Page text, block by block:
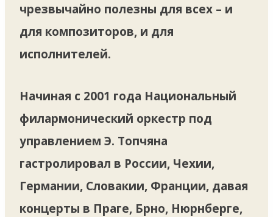
чрезвычайно полезны для всех – и
для композиторов, и для
исполнителей.
Начиная с 2001 года Национальный
филармонический оркестр под
управлением Э. Топчяна
гастролировал в России, Чехии,
Германии, Словакии, Франции, давая
концерты в Праге, Брно, Нюрнберге,